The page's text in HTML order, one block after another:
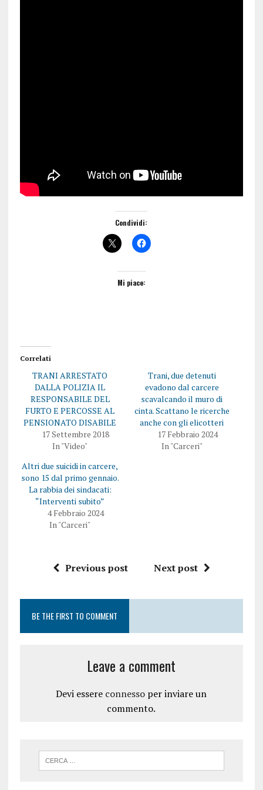
Condividi:
Mi piace:
Correlati
TRANI ARRESTATO
DALLA POLIZIA IL
RESPONSABILE DEL
FURTO E PERCOSSE AL
PENSIONATO DISABILE
17 Settembre 2018
In "Video"
Trani, due detenuti
evadono dal carcere
scavalcando il muro di
cinta. Scattano le ricerche
anche con gli elicotteri
17 Febbraio 2024
In "Carceri"
Altri due suicidi in carcere,
sono 15 dal primo gennaio.
La rabbia dei sindacati:
“Interventi subito”
4 Febbraio 2024
In "Carceri"
Previous post Next post
BE THE FIRST TO COMMENT
Leave a comment
Devi essere connesso per inviare un
commento.